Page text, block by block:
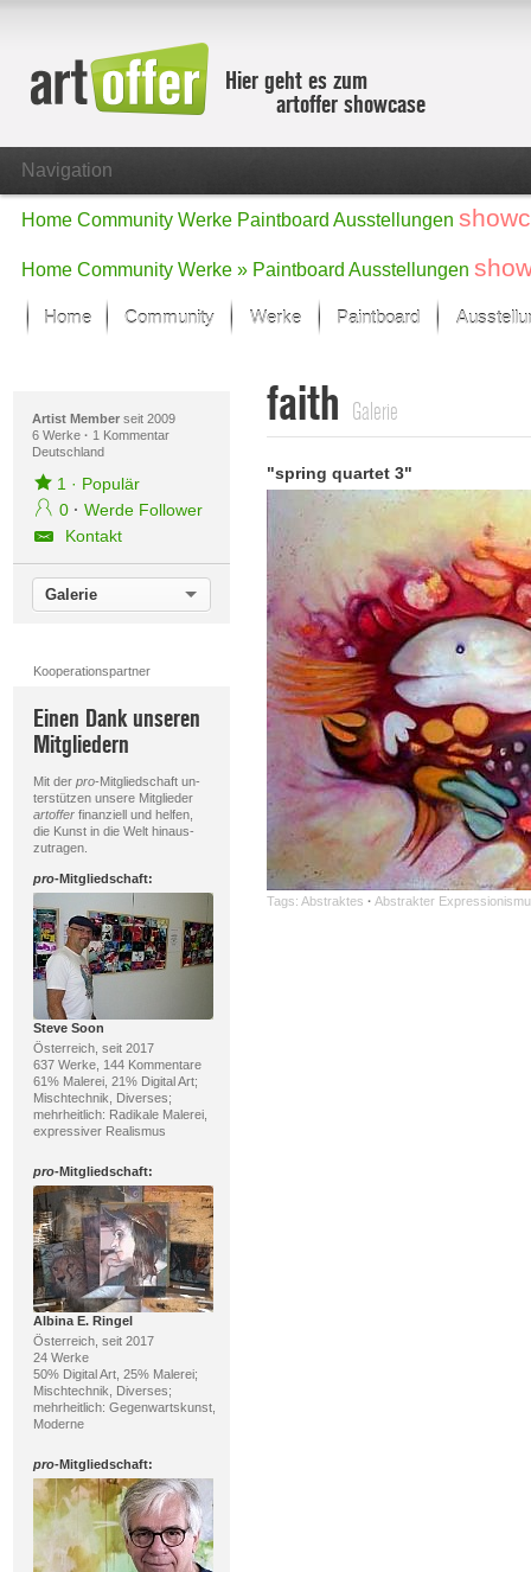
Hier geht es zum
artoffer showcase
Navigation
Home Community Werke Paintboard Ausstellungen
Home Community Werke » Paintboard Ausstellungen
Home Community Werke
Der letzte Monat im Fokus
Alle Fokus-Werke
Fokus-Werke
Neue Werke – Auswahl
Alle neuen Werke
Paintboard
Artist Memberseit 2009
6 Werke · 1 Kommentar
Deutschland
1 · Populär
0 · Werde Follower
Kontakt
Galerie
Kooperationspartner
Einen Dank unseren
Mitgliedern
Mit der pro-Mitgliedschaft un-
terstützen unsere Mitglieder
artofferfinanziell und helfen,
die Kunst in die Welt hinaus-
zutragen.
pro-Mitgliedschaft:
Steve Soon
Österreich, seit 2017
637 Werke, 144 Kommentare
61% Malerei, 21% Digital Art;
Mischtechnik, Diverses;
mehrheitlich: Radikale Malerei,
expressiver Realismus
pro-Mitgliedschaft:
Albina E. Ringel
Österreich, seit 2017
24 Werke
50% Digital Art, 25% Malerei;
Mischtechnik, Diverses;
mehrheitlich: Gegenwartskunst,
Moderne
pro-Mitgliedschaft:
faith Galerie
"spring quartet 3"
Tags: Abstraktes · Abstrakter